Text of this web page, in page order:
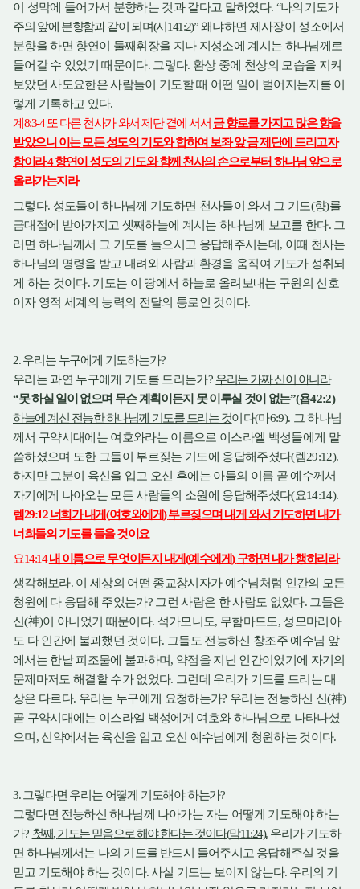
이 성막에 들어가서 분향하는 것과 같다고 말하였다. “나의 기도가
주의 앞에 분향함과 같이 되며(시141:2)” 왜냐하면 제사장이 성소에서
분향을 하면 향연이 둘째휘장을 지나 지성소에 계시는 하나님께로
들어갈 수 있었기 때문이다. 그렇다. 환상 중에 천상의 모습을 지켜
보았던 사도요한은 사람들이 기도할 때 어떤 일이 벌어지는지를 이
렇게 기록하고 있다.
계8:3-4또 다른 천사가 와서 제단 곁에 서서 금 향로를 가지고 많은 향을
받았으니 이는 모든 성도의 기도와 합하여 보좌 앞 금 제단에 드리고자
함이라4향연이 성도의 기도와 함께 천사의 손으로부터 하나님 앞으로
올라가는지라
그렇다. 성도들이 하나님께 기도하면 천사들이 와서 그 기도(향)를
금대접에 받아가지고 셋째하늘에 계시는 하나님께 보고를 한다. 그
러면 하나님께서 그 기도를 들으시고 응답해주시는데, 이때 천사는
하나님의 명령을 받고 내려와 사람과 환경을 움직여 기도가 성취되
게 하는 것이다. 기도는 이 땅에서 하늘로 올려보내는 구원의 신호
이자 영적 세계의 능력의 전달의 통로인 것이다.
2.우리는 누구에게 기도하는가?
우리는 과연 누구에게 기도를 드리는가? 우리는 가짜 신이 아니라
“못 하실 일이 없으며 무슨 계획이든지 못 이루실 것이 없는”(욥42:2)
하늘에 계신 전능한 하나님께 기도를 드리는 것이다(마6:9). 그 하나님
께서 구약시대에는 여호와라는 이름으로 이스라엘 백성들에게 말
씀하셨으며 또한 그들이 부르짖는 기도에 응답해주셨다(렘29:12).
하지만 그분이 육신을 입고 오신 후에는 아들의 이름 곧 예수께서
자기에게 나아오는 모든 사람들의 소원에 응답해주셨다(요14:14).
렘29:12너희가 내게(여호와에게)부르짖으며 내게 와서 기도하면 내가
너희들의 기도를 들을 것이요
요14:14내 이름으로 무엇이든지 내게(예수에게)구하면 내가 행하리라
생각해보라. 이 세상의 어떤 종교창시자가 예수님처럼 인간의 모든
청원에 다 응답해 주었는가? 그런 사람은 한 사람도 없었다. 그들은
신(神)이 아니었기 때문이다. 석가모니도, 무함마드도, 성모마리아
도 다 인간에 불과했던 것이다. 그들도 전능하신 창조주 예수님 앞
에서는 한낱 피조물에 불과하며, 약점을 지닌 인간이었기에 자기의
문제마저도 해결할 수가 없었다. 그런데 우리가 기도를 드리는 대
상은 다르다. 우리는 누구에게 요청하는가? 우리는 전능하신 신(神)
곧 구약시대에는 이스라엘 백성에게 여호와 하나님으로 나타나셨
으며, 신약에서는 육신을 입고 오신 예수님에게 청원하는 것이다.
3. 그렇다면 우리는 어떻게 기도해야 하는가?
그렇다면 전능하신 하나님께 나아가는 자는 어떻게 기도해야 하는
가? 첫째,기도는 믿음으로 해야 한다는 것이다(막11:24). 우리가 기도하
면 하나님께서는 나의 기도를 반드시 들어주시고 응답해주실 것을
믿고 기도해야 하는 것이다.사실 기도는 보이지 않는다. 우리의 기